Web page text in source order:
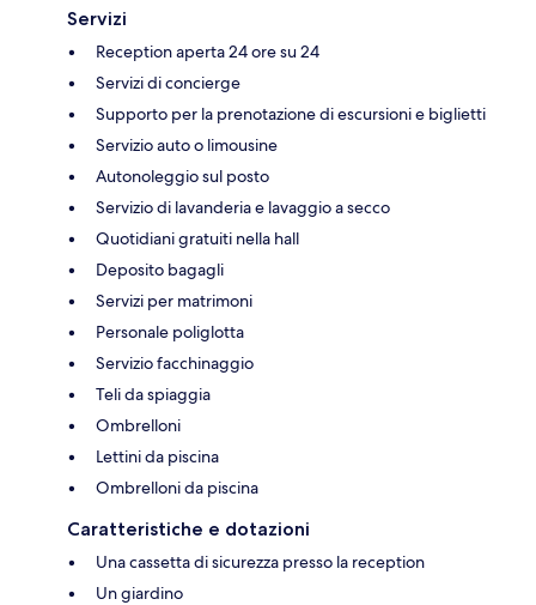
Servizi
Reception aperta 24 ore su 24
Servizi di concierge
Supporto per la prenotazione di escursioni e biglietti
Servizio auto o limousine
Autonoleggio sul posto
Servizio di lavanderia e lavaggio a secco
Quotidiani gratuiti nella hall
Deposito bagagli
Servizi per matrimoni
Personale poliglotta
Servizio facchinaggio
Teli da spiaggia
Ombrelloni
Lettini da piscina
Ombrelloni da piscina
Caratteristiche e dotazioni
Una cassetta di sicurezza presso la reception
Un giardino